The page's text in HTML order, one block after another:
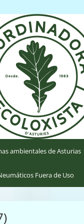
ambientales de Asturias
Fuera de Uso